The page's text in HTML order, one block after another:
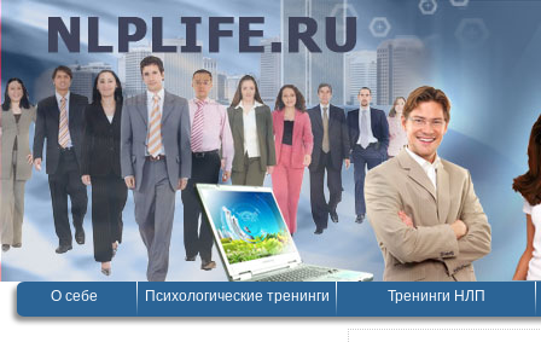
О себе Психологические тренинги Тренинги НЛП